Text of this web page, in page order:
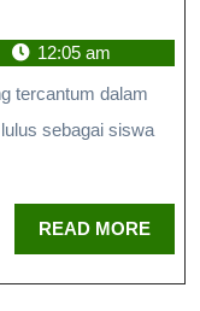
12:05 am
tercantum dalam
sebagai siswa
READ MORE